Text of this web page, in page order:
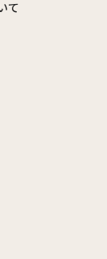
て